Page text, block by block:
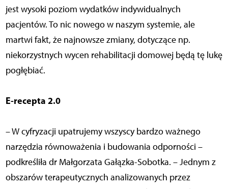
jest wysoki poziom wydatków indywidualnych
pacjentów. To nic nowego w naszym systemie, ale
martwi fakt, że najnowsze zmiany, dotyczące np.
niekorzystnych wycen rehabilitacji domowej będą tę lukę
pogłębiać.
E-recepta 2.0
– W cyfryzacji upatrujemy wszyscy bardzo ważnego
narzędzia równoważenia i budowania odporności –
podkreśliła dr Małgorzata Gałązka-Sobotka. – Jednym z
obszarów terapeutycznych analizowanych przez